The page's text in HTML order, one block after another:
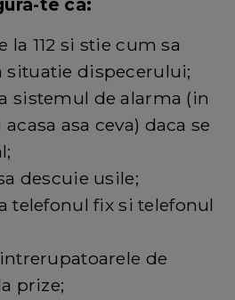
te ca:
la 112 si stie cum sa
situatie dispecerului;
sistemul de alarma (in
asa ceva) daca se
descuie usile;
telefonul fix si telefonul
de
prize;